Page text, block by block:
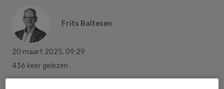
Frits Baltesen
20 maart 2025, 09:29
436 keer gelezen